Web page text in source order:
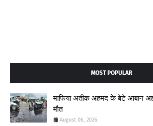
MOST POPULAR
माफिया अतीक अहमद के बेटे आबान
मौत
August 06, 2026